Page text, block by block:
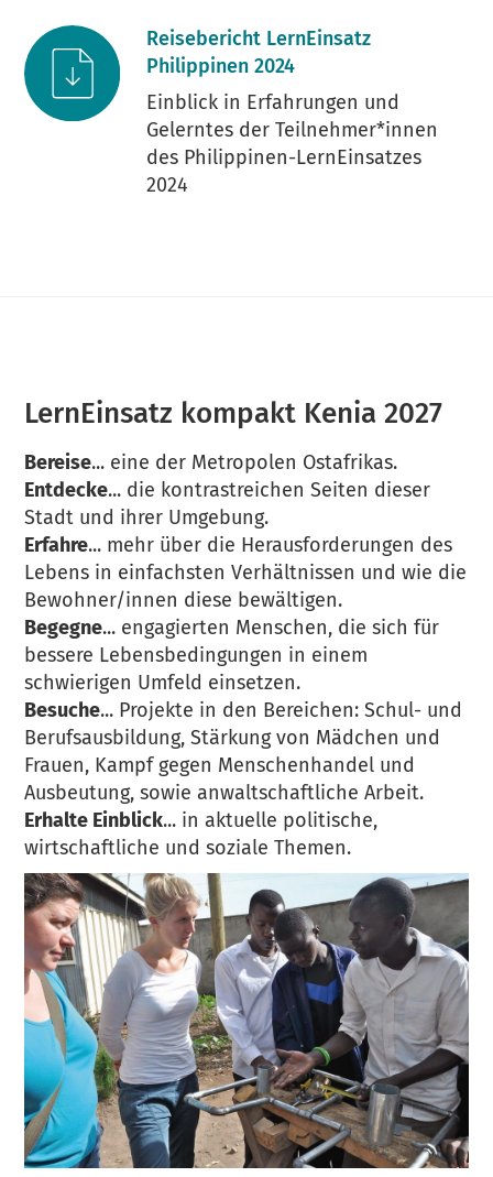
Reisebericht LernEinsatz
Philippinen 2024
Einblick in Erfahrungen und
Gelerntes der Teilnehmer*innen
des Philippinen-LernEinsatzes
2024
LernEinsatz kompakt Kenia 2027
Bereise... eine der Metropolen Ostafrikas.
Entdecke... die kontrastreichen Seiten dieser
Stadt und ihrer Umgebung.
Erfahre... mehr über die Herausforderungen des
Lebens in einfachsten Verhältnissen und wie die
Bewohner/innen diese bewältigen.
Begegne... engagierten Menschen, die sich für
bessere Lebensbedingungen in einem
schwierigen Umfeld einsetzen.
Besuche... Projekte in den Bereichen: Schul- und
Berufsausbildung, Stärkung von Mädchen und
Frauen, Kampf gegen Menschenhandel und
Ausbeutung, sowie anwaltschaftliche Arbeit.
Erhalte Einblick... in aktuelle politische,
wirtschaftliche und soziale Themen.